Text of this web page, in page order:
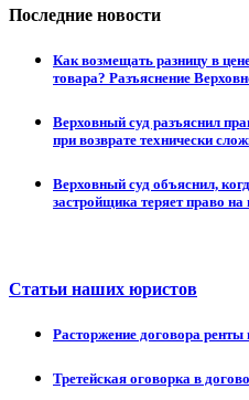
Последние новости
Как возмещать разницу в
товара? Разъяснение
Верховный суд разъяснил
при возврате технически
Верховный суд объяснил,
застройщика теряет право
Статьи наших юристов
Расторжение договора ренты
Третейская оговорка в